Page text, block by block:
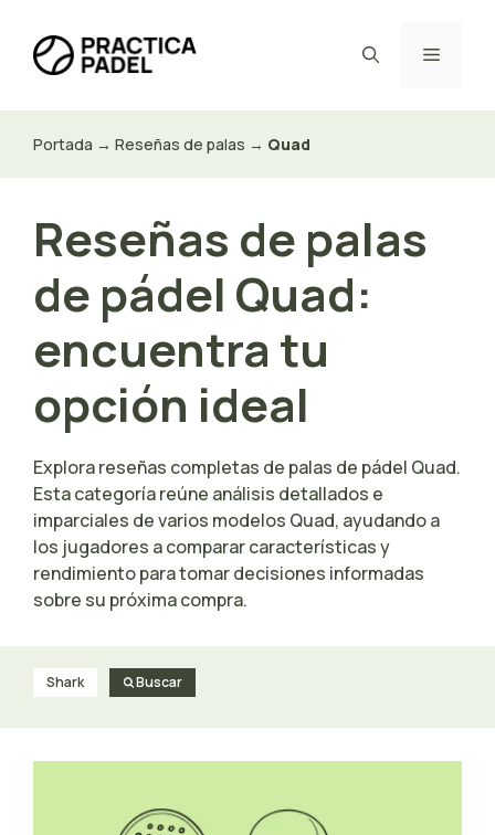
contenido
Menú
Portada → Reseñas de palas → Quad
Reseñas de palas
de pádel Quad:
encuentra tu
opción ideal
Explora reseñas completas de palas de pádel Quad.
Esta categoría reúne análisis detallados e
imparciales de varios modelos Quad, ayudando a
los jugadores a comparar características y
rendimiento para tomar decisiones informadas
sobre su próxima compra.
Shark Buscar